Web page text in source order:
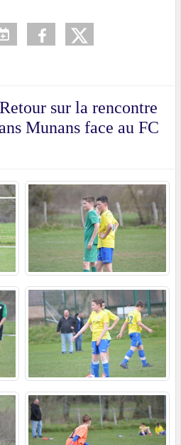
sur la rencontre
Munans face au FC